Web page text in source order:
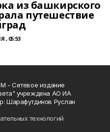
из башкирского
путешествие
, 05:53
- Сетевое издание
учреждена АО ИА
Шарафутдинов Руслан
технологий